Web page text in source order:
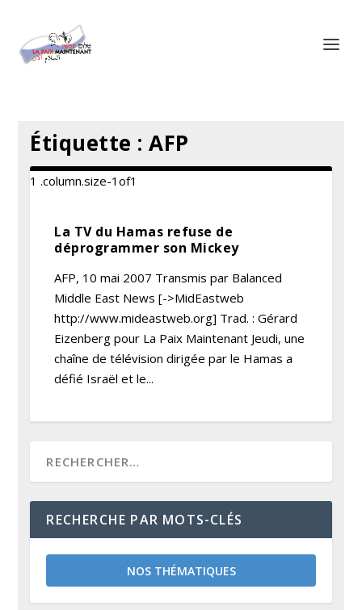
Étiquette :AFP
La TV du Hamas refuse de
déprogrammer son Mickey
AFP, 10 mai 2007 Transmis par Balanced
Middle East News [->MidEastweb
http://www.mideastweb.org] Trad. : Gérard
Eizenberg pour La Paix Maintenant Jeudi, une
chaîne de télévision dirigée par le Hamas a
défié Israël et le...
RECHERCHE PAR MOTS-CLÉS
NOS THÉMATIQUES